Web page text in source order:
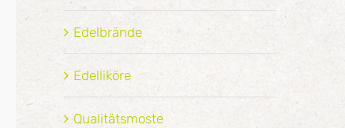
Edelbrände
Edelliköre
Qualitätsmoste